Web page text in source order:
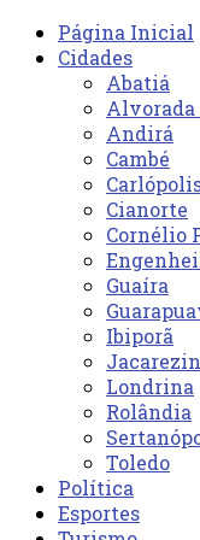
Página Inicial
Cidades
Abatiá
Alvorada
Andirá
Cambé
Cianorte
Cornélio
Guaíra
Ibiporã
Londrina
Rolândia
Toledo
Política
Esportes